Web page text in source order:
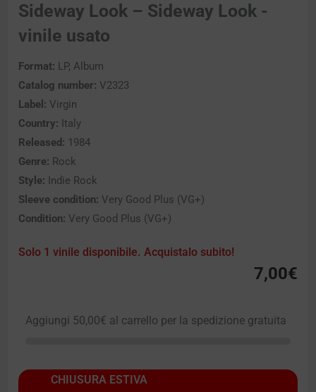
Sideway Look – Sideway Look -
vinile usato
Format: LP, Album
Catalog number: V2323
Label: Virgin
Country: Italy
Released: 1984
Genre: Rock
Style: Indie Rock
Sleeve condition: Very Good Plus (VG+)
Condition: Very Good Plus (VG+)
Solo 1 vinile disponibile. Acquistalo subito!
7,00€
Aggiungi 50,00€ al carrello per la spedizione gratuita
CHIUSURA ESTIVA